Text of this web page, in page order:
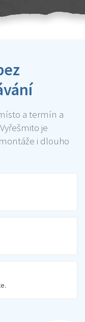
a termín a
je
i dlouho